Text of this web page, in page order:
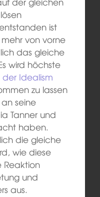
ist
von vorne
das gleiche
wird höchste
der Idealism
zu lassen
seine
Tanner und
haben.
die gleiche
wie diese
Reaktion
und
aus.